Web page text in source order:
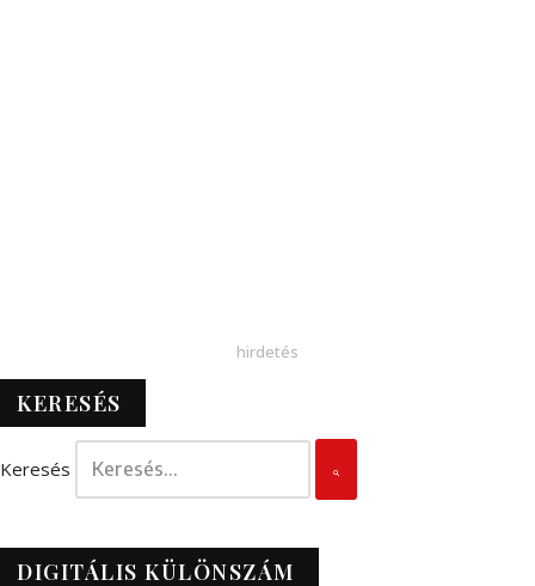
KERESÉS
Keresés
DIGITÁLIS KÜLÖNSZÁM